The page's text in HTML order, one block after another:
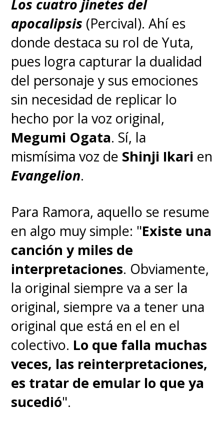
Los cuatro jinetes del
apocalipsis (Percival). Ahí es
donde destaca su rol de Yuta,
pues logra capturar la dualidad
del personaje y sus emociones
sin necesidad de replicar lo
hecho por la voz original,
Megumi Ogata. Sí, la
mismísima voz de Shinji Ikari en
Evangelion.
Para Ramora, aquello se resume
en algo muy simple: "Existe una
canción y miles de
interpretaciones. Obviamente,
la original siempre va a ser la
original, siempre va a tener una
original que está en el en el
colectivo. Lo que falla muchas
veces, las reinterpretaciones,
es tratar de emular lo que ya
sucedió".